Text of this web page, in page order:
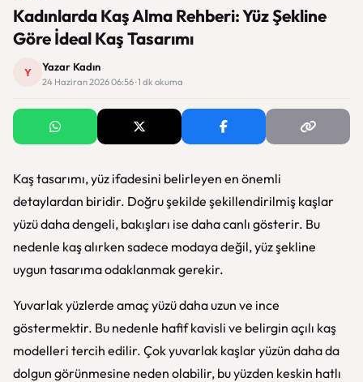
Kadınlarda Kaş Alma Rehberi: Yüz Şekline
Göre İdeal Kaş Tasarımı
Y Yazar Kadın
24 Haziran 2026 06:56 · 1 dk okuma
Kaş tasarımı, yüz ifadesini belirleyen en önemli
detaylardan biridir. Doğru şekilde şekillendirilmiş kaşlar
yüzü daha dengeli, bakışları ise daha canlı gösterir. Bu
nedenle kaş alırken sadece modaya değil, yüz şekline
uygun tasarıma odaklanmak gerekir.
Yuvarlak yüzlerde amaç yüzü daha uzun ve ince
göstermektir. Bu nedenle hafif kavisli ve belirgin açılı kaş
modelleri tercih edilir. Çok yuvarlak kaşlar yüzün daha da
dolgun görünmesine neden olabilir, bu yüzden keskin hatlı